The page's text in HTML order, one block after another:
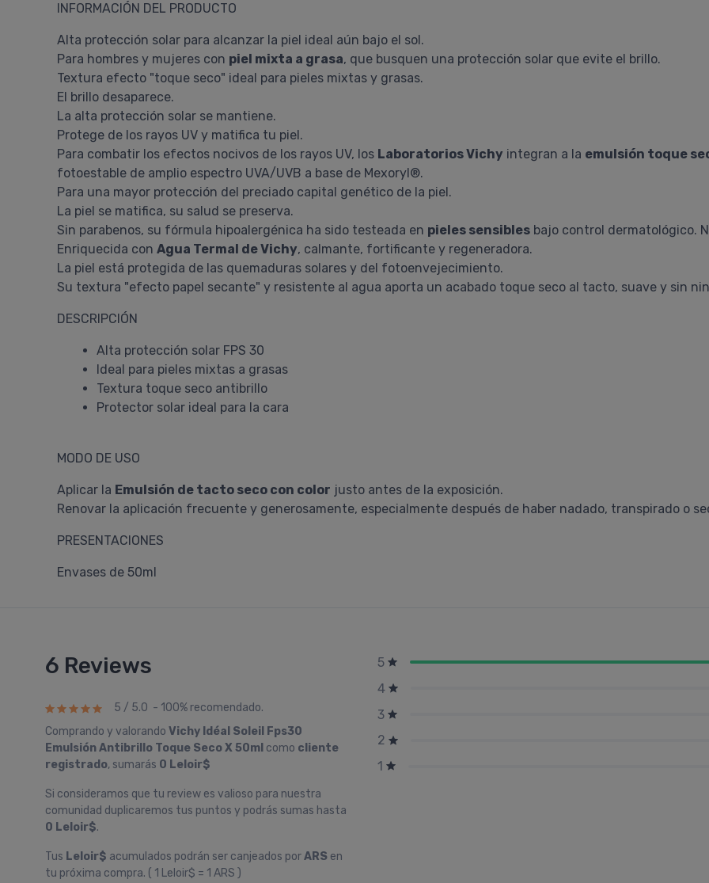
INFORMACIÓN DEL PRODUCTO
Alta protección solar para alcanzar la piel ideal aún bajo el sol.
Para hombres y mujeres con piel mixta a grasa, que busquen una protección solar que evite el brillo.
Textura efecto "toque seco" ideal para pieles mixtas y grasas.
El brillo desaparece.
La alta protección solar se mantiene.
Protege de los rayos UV y matifica tu piel.
Para combatir los efectos nocivos de los rayos UV, los Laboratorios Vichy integran a la emulsión toque
fotoestable de amplio espectro UVA/UVB a base de Mexoryl®.
Para una mayor protección del preciado capital genético de la piel.
La piel se matifica, su salud se preserva.
Sin parabenos, su fórmula hipoalergénica ha sido testeada en pieles sensibles bajo control dermatológico.
Enriquecida con Agua Termal de Vichy, calmante, fortificante y regeneradora.
La piel está protegida de las quemaduras solares y del fotoenvejecimiento.
Su textura "efecto papel secante" y resistente al agua aporta un acabado toque seco al tacto, suave y sin
DESCRIPCIÓN
Alta protección solar FPS 30
Ideal para pieles mixtas a grasas
Textura toque seco antibrillo
Protector solar ideal para la cara
MODO DE USO
Aplicar la Emulsión de tacto seco con color justo antes de la exposición.
Renovar la aplicación frecuente y generosamente, especialmente después de haber nadado, transpirado o
PRESENTACIONES
Envases de 50ml
6 Reviews
5 / 5.0 - 100% recomendado.
Comprando y valorando Vichy Idéal Soleil Fps30
Emulsión Antibrillo Toque Seco X 50ml como cliente
registrado, sumarás 0 Leloir$
Si consideramos que tu review es valioso para nuestra
comunidad duplicaremos tus puntos y podrás sumas hasta
0 Leloir$.
Tus Leloir$ acumulados podrán ser canjeados porARS en
tu próxima compra. ( 1 Leloir$ = 1 ARS )
5
4
3
2
1